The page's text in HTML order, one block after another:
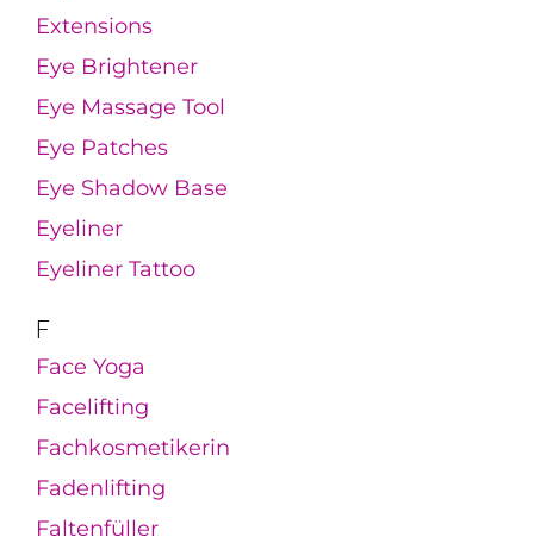
Extensions
Eye Brightener
Eye Massage Tool
Eye Patches
Eye Shadow Base
Eyeliner
Eyeliner Tattoo
F
Face Yoga
Facelifting
Fachkosmetikerin
Fadenlifting
Faltenfüller